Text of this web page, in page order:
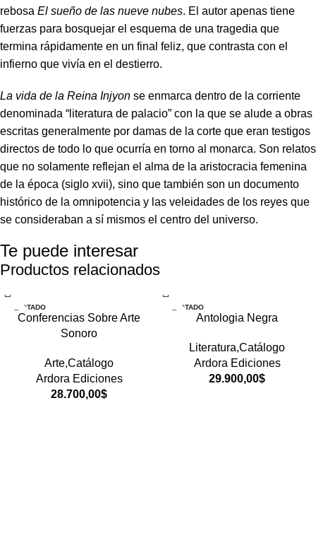
rebosa El sueño de las nueve nubes. El autor apenas tiene
fuerzas para bosquejar el esquema de una tragedia que
termina rápidamente en un final feliz, que contrasta con el
infierno que vivía en el destierro.
La vida de la Reina Injyon se enmarca dentro de la corriente
denominada “literatura de palacio” con la que se alude a obras
escritas generalmente por damas de la corte que eran testigos
directos de todo lo que ocurría en torno al monarca. Son relatos
que no solamente reflejan el alma de la aristocracia femenina
de la época (siglo xvii), sino que también son un documento
histórico de la omnipotencia y las veleidades de los reyes que
se consideraban a sí mismos el centro del universo.
Te puede interesar
Productos relacionados
AGOTADO
Conferencias Sobre Arte
Sonoro
Arte,Catálogo
Ardora Ediciones
28.700,00$
AGOTADO
Antologia Negra
Literatura,Catálogo
Ardora Ediciones
29.900,00$